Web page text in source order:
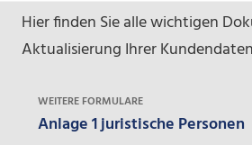
Hier finden Sie alle wichtigen
Aktualisierung Ihrer
WEITERE FORMULARE
Anlage 1 juristische Personen